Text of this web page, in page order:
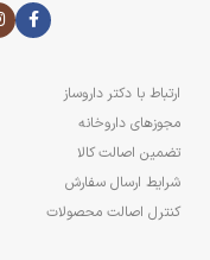
ارتباط با دکتر داروساز
مجوزهای داروخانه
تضمین اصالت کالا
شرایط ارسال سفارش
کنترل اصالت محصولات